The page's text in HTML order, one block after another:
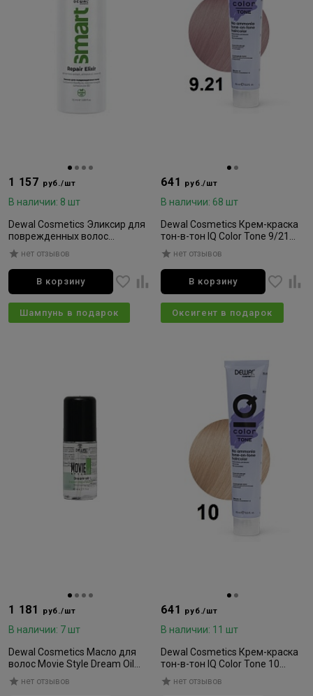
1 157 руб./шт
В наличии: 8 шт
Dewal Cosmetics Эликсир для
поврежденных волос
восстанавливающий Smart
Repair 115мл
нет отзывов
В корзину
641 руб./шт
В наличии: 68 шт
Dewal Cosmetics Крем-краска
тон-в-тон IQ Color Tone 9/21
очень светлый перламутрово-
пепельный блондин 90мл
нет отзывов
В корзину
1 181 руб./шт
В наличии: 7 шт
Dewal Cosmetics Масло для
волос Movie Style Dream Oil
Sweet Marrakesh 80мл
нет отзывов
Шампунь в подарок
641 руб./шт
В наличии: 11 шт
Dewal Cosmetics Крем-краска
тон-в-тон IQ Color Tone 10
экстра светлый блондин 90мл
нет отзывов
Оксигент в подарок